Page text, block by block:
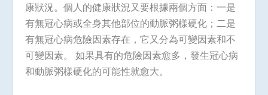
康狀況。個人的健康狀況又要根據兩個方面：一是
有無冠心病或全身其他部位的動脈粥樣硬化；二是
有無冠心病危險因素存在，它又分為可變因素和不
可變因素。 如果具有的危險因素愈多，發生冠心病
和動脈粥樣硬化的可能性就愈大。